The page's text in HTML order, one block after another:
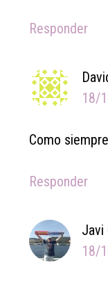
Responder
18/
Como
Responder
Javi
18/